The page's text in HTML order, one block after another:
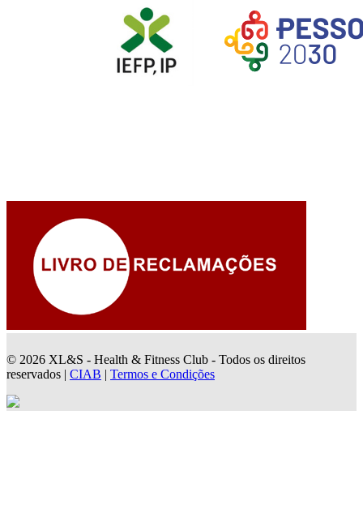
© 2026 XL&S - Health & Fitness Club - Todos os direitos
reservados | CIAB | Termos e Condições